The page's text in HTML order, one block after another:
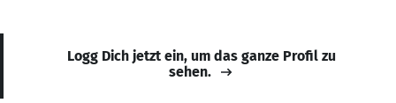
Logg Dich jetzt ein, um das ganze Profil zu
sehen.